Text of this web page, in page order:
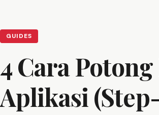
GUIDES
4 Cara
Aplikasi